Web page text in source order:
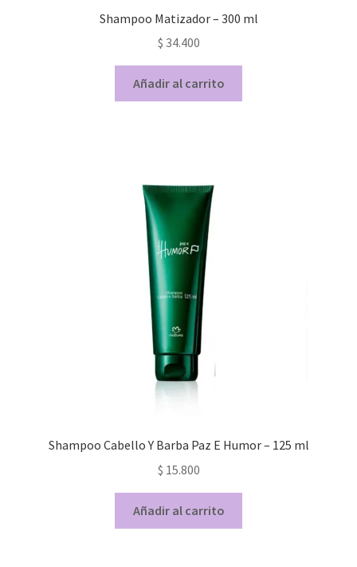
Shampoo Matizador – 300 ml
$ 34.400
Añadir al carrito
Shampoo Cabello Y Barba Paz E Humor – 125 ml
$ 15.800
Añadir al carrito